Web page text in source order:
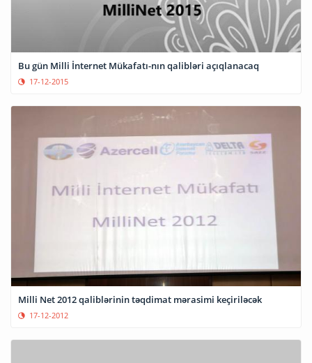
Bu gün Milli İnternet Mükafatı-nın qalibləri açıqlanacaq
17-12-2015
Milli Net 2012 qaliblərinin təqdimat mərasimi keçiriləcək
17-12-2012